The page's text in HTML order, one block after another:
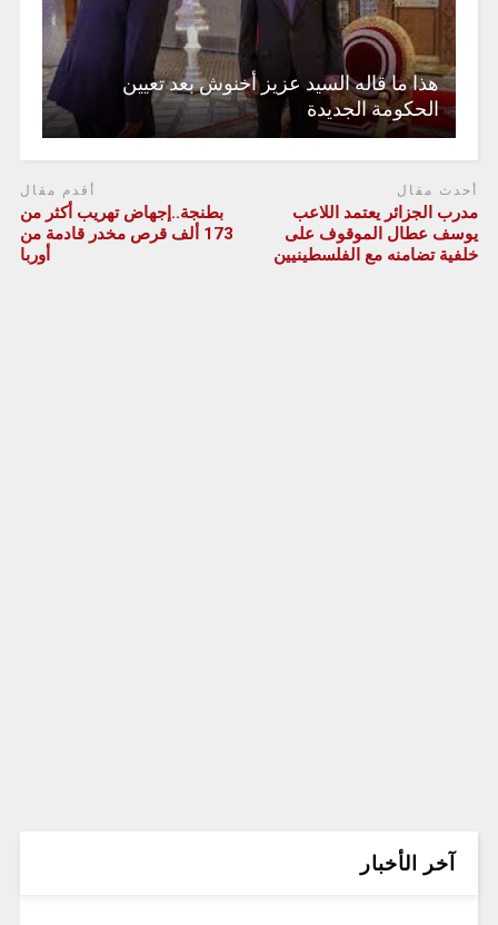
هذا ما قاله السيد عزيز أخنوش بعد تعيين
الحكومة الجديدة
أحدث مقال
مدرب الجزائر يعتمد اللاعب
يوسف عطال الموقوف على
خلفية تضامنه مع الفلسطينيين
أقدم مقال
بطنجة..إجهاض تهريب أكثر من
173 ألف قرص مخدر قادمة من
أوربا
آخر الأخبار